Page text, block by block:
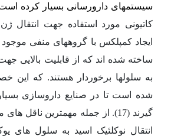
سیستمهای دارورسانی بسیار کرده
کاتیونی مورد استفاده جهت انتقال
ایجاد کمپلکس با گروه­های منفی موجود
ساخته شده اند که از قابلیت بالایی
به سلول­ها برخوردار هستند. که این
شده است تا در صنایع داروسازی
گیرند (17). از جمله مهمترین ناقل
انتقال نوکلئیک اسید به سلول های